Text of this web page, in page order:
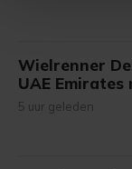
Met cookies
onze
Wielrenner
UAE
5 uur geleden